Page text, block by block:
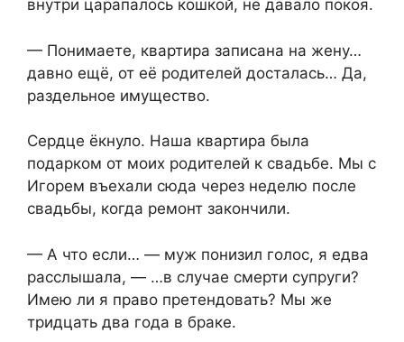
внутри царапалось кошкой, не давало покоя.
— Понимаете, квартира записана на жену…
давно ещё, от её родителей досталась… Да,
раздельное имущество.
Сердце ёкнуло. Наша квартира была
подарком от моих родителей к свадьбе. Мы с
Игорем въехали сюда через неделю после
свадьбы, когда ремонт закончили.
— А что если… — муж понизил голос, я едва
расслышала, — …в случае смерти супруги?
Имею ли я право претендовать? Мы же
тридцать два года в браке.